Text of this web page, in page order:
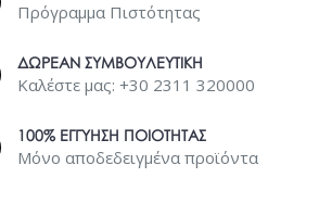
Πρόγραμμα Πιστότητας
ΔΩΡΕΑΝ ΣΥΜΒΟΥΛΕΥΤΙΚΗ
Καλέστε μας: +30 2311 320000
100% ΕΓΓΥΗΣΗ ΠΟΙΟΤΗΤΑΣ
Μόνο αποδεδειγμένα προϊόντα